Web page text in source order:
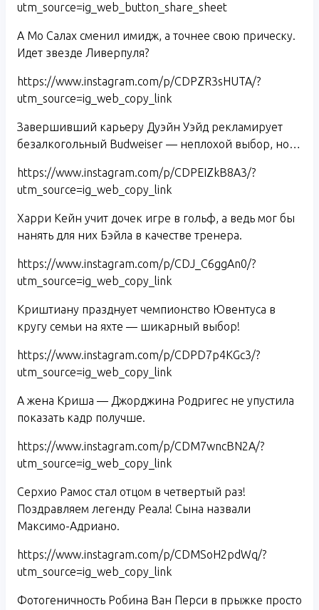
utm_source=ig_web_button_share_sheet
А Мо Салах сменил имидж, а точнее свою прическу.
Идет звезде Ливерпуля?
https://www.instagram.com/p/CDPZR3sHUTA/?
utm_source=ig_web_copy_link
Завершивший карьеру Дуэйн Уэйд рекламирует
безалкогольный Budweiser — неплохой выбор, но…
https://www.instagram.com/p/CDPEIZkB8A3/?
utm_source=ig_web_copy_link
Харри Кейн учит дочек игре в гольф, а ведь мог бы
нанять для них Бэйла в качестве тренера.
https://www.instagram.com/p/CDJ_C6ggAn0/?
utm_source=ig_web_copy_link
Криштиану празднует чемпионство Ювентуса в
кругу семьи на яхте — шикарный выбор!
https://www.instagram.com/p/CDPD7p4KGc3/?
utm_source=ig_web_copy_link
А жена Криша — Джорджина Родригес не упустила
показать кадр получше.
https://www.instagram.com/p/CDM7wncBN2A/?
utm_source=ig_web_copy_link
Серхио Рамос стал отцом в четвертый раз!
Поздравляем легенду Реала! Сына назвали
Максимо-Адриано.
https://www.instagram.com/p/CDMSoH2pdWq/?
utm_source=ig_web_copy_link
Фотогеничность Робина Ван Перси в прыжке просто